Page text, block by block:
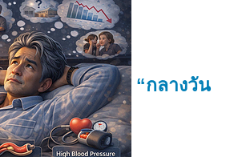
“กลางวัน